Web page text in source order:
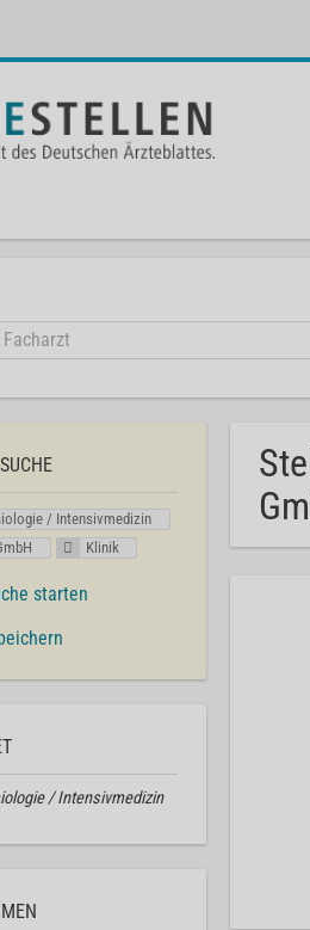
/ Intensivmedizin
Klinik
starten
/ Intensivmedizin